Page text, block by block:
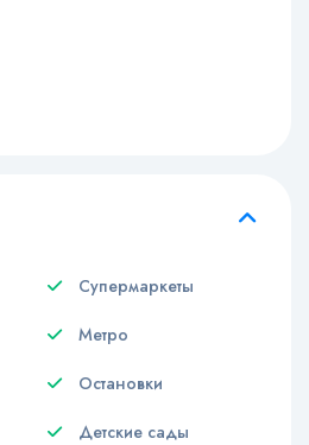
Супермаркеты
Метро
Остановки
Детские сады